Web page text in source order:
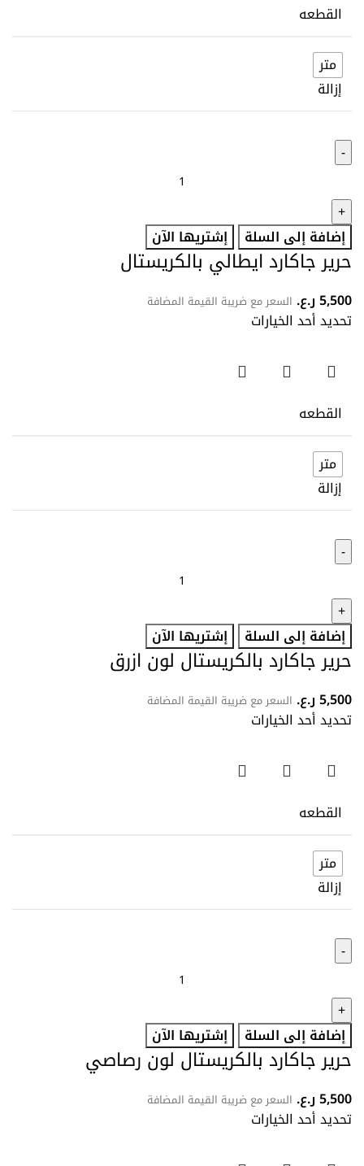
القطعه
متر
إزالة
إضافة إلى السلة إشتريها الآن
حرير جاكارد ايطالي بالكريستال
5,500ر.ع. السعر مع ضريبة القيمة المضافة
تحديد أحد الخيارات
القطعه
متر
إزالة
إضافة إلى السلة إشتريها الآن
حرير جاكارد بالكريستال لون ازرق
5,500ر.ع. السعر مع ضريبة القيمة المضافة
تحديد أحد الخيارات
القطعه
متر
إزالة
إضافة إلى السلة إشتريها الآن
حرير جاكارد بالكريستال لون رصاصي
5,500ر.ع. السعر مع ضريبة القيمة المضافة
تحديد أحد الخيارات